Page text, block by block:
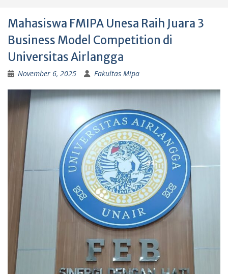
Mahasiswa FMIPA Unesa Raih Juara 3
Business Model Competition di
Universitas Airlangga
November 6, 2025 Fakultas Mipa